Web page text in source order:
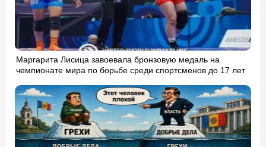
Маргарита Лисица завоевала бронзовую медаль на
чемпионате мира по борьбе среди спортсменов до 17 лет